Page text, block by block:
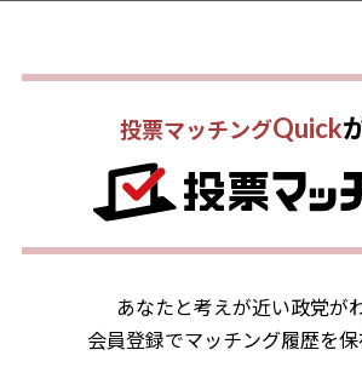
投票マッチングQuick
あなたと考えが近い政党が
会員登録でマッチング履歴を保